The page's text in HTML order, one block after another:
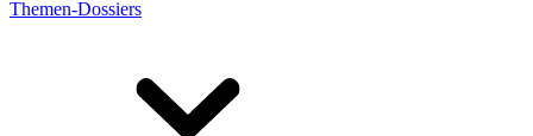
Themen-Dossiers